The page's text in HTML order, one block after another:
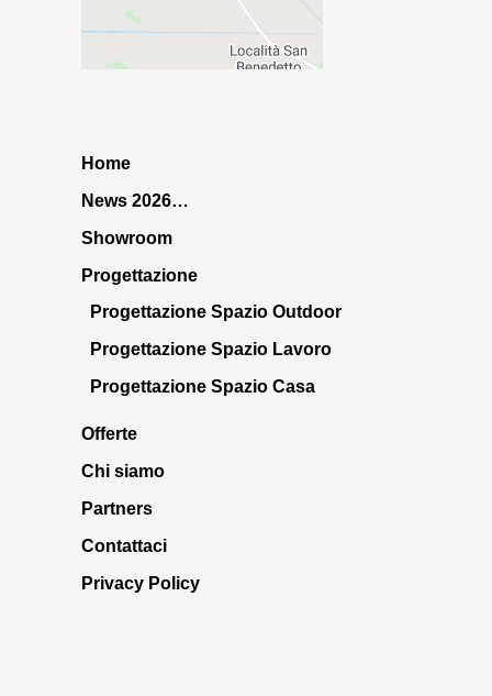
Home
News 2026…
Showroom
Progettazione
Progettazione Spazio Outdoor
Progettazione Spazio Lavoro
Progettazione Spazio Casa
Offerte
Chi siamo
Partners
Contattaci
Privacy Policy